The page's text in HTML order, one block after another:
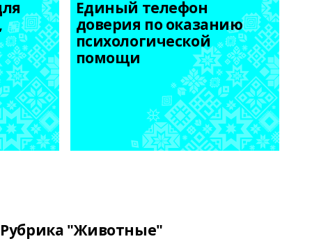
Единый телефон
доверия по оказанию
психологической
помощи
Рубрика "Животные"